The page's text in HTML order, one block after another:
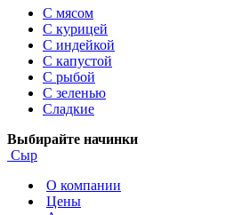
С мясом
С курицей
С индейкой
С капустой
С рыбой
С зеленью
Сладкие
Выбирайте начинки
Сыр
О компании
Цены